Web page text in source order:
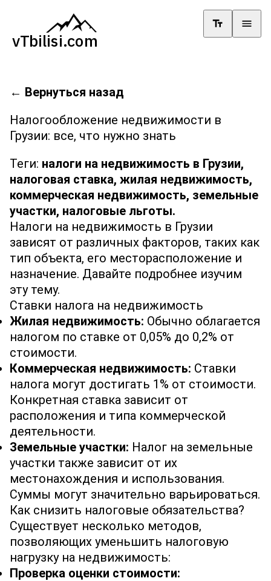
← Вернуться назад
Налогообложение недвижимости в
Грузии: все, что нужно знать
Теги: налоги на недвижимость в Грузии,
налоговая ставка, жилая недвижимость,
коммерческая недвижимость, земельные
участки, налоговые льготы.
Налоги на недвижимость в Грузии
зависят от различных факторов, таких как
тип объекта, его месторасположение и
назначение. Давайте подробнее изучим
эту тему.
Ставки налога на недвижимость
Жилая недвижимость: Обычно облагается
налогом по ставке от 0,05% до 0,2% от
стоимости.
Коммерческая недвижимость: Ставки
налога могут достигать 1% от стоимости.
Конкретная ставка зависит от
расположения и типа коммерческой
деятельности.
Земельные участки: Налог на земельные
участки также зависит от их
местонахождения и использования.
Суммы могут значительно варьироваться.
Как снизить налоговые обязательства?
Существует несколько методов,
позволяющих уменьшить налоговую
нагрузку на недвижимость:
Проверка оценки стоимости: